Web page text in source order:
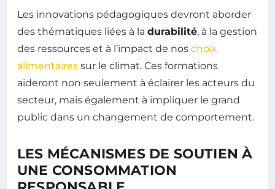
Les innovations pédagogiques devront aborder
des thématiques liées à la durabilité, à la gestion
des ressources et à l’impact de nos choix
alimentaires sur le climat. Ces formations
aideront non seulement à éclairer les acteurs du
secteur, mais également à impliquer le grand
public dans un changement de comportement.
LES MÉCANISMES DE SOUTIEN À
UNE CONSOMMATION